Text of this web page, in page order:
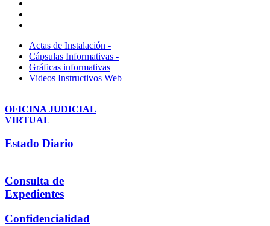
Actas de Instalación -
Cápsulas Informativas -
Gráficas informativas
Videos Instructivos Web
OFICINA JUDICIAL
VIRTUAL
Estado Diario
Consulta de
Expedientes
Confidencialidad